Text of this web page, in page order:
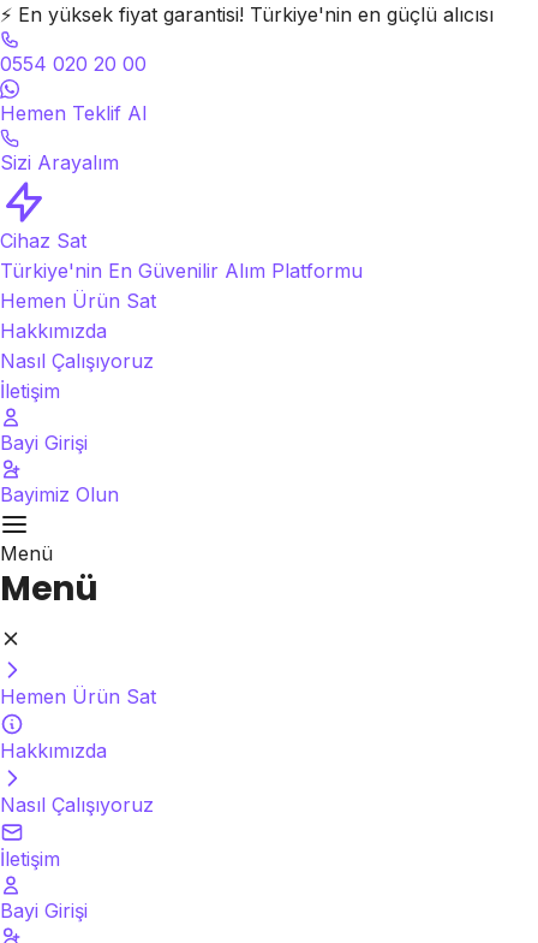
⚡ En yüksek fiyat garantisi! Türkiye'nin en güçlü alıcısı
0554 020 20 00
Hemen Teklif Al
Sizi Arayalım
Cihaz Sat
Türkiye'nin En Güvenilir Alım Platformu
Hemen Ürün Sat
Hakkımızda
Nasıl Çalışıyoruz
İletişim
Bayi Girişi
Bayimiz Olun
Menü
Menü
Hemen Ürün Sat
Hakkımızda
Nasıl Çalışıyoruz
İletişim
Bayi Girişi